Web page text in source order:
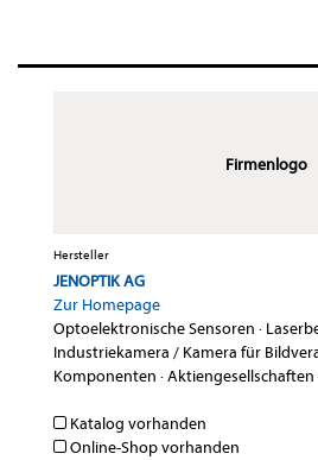
Firmenlogo
Hersteller
JENOPTIK AG
Zur Homepage
Optoelektronische Sensoren ·
Industriekamera / Kamera für
Komponenten ·Aktiengesellschaften
Katalog vorhanden
Online-Shop vorhanden